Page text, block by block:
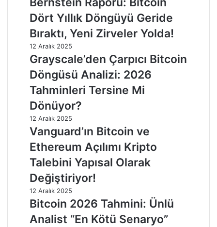
Dört Yıllık Döngüyü Geride
Bıraktı, Yeni Zirveler Yolda!
12 Aralık 2025
Grayscale’den Çarpıcı Bitcoin
Döngüsü Analizi: 2026
Tahminleri Tersine Mi
Dönüyor?
12 Aralık 2025
Vanguard’ın Bitcoin ve
Ethereum Açılımı Kripto
Talebini Yapısal Olarak
Değiştiriyor!
12 Aralık 2025
Bitcoin 2026 Tahmini: Ünlü
Analist “En Kötü Senaryo”